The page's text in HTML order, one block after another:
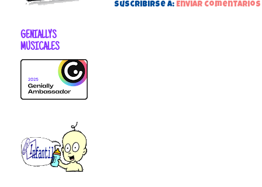
Suscribirse a: Enviar comentarios
GENIALLYS
MUSICALES